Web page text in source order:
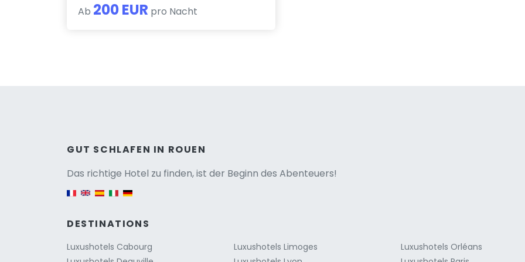
Ab 200 EUR pro Nacht
GUT SCHLAFEN IN ROUEN
Das richtige Hotel zu finden, ist der Beginn des Abenteuers!
Versione italiana
DESTINATIONS
Luxushotels Cabourg
Luxushotels Limoges
Luxushotels Orléans